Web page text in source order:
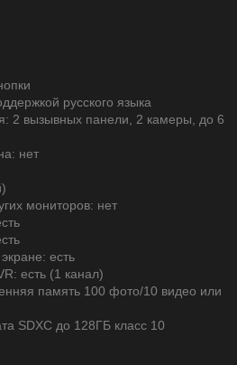
русского языка
2 вызывных панели, 2 камеры, до 6
нет
мониторов: нет
есть
есть (1 канал)
память 100 фото/10 видео или
SDXC до 128ГБ класс 10